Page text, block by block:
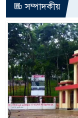
সম্পাদকীয়